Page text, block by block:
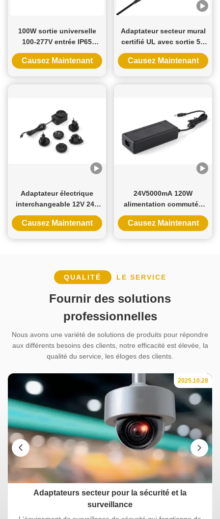
100W sortie universelle
100-277V entrée IP65
nominale 5 en 1
transformateur à LED pour
Causez Maintenant
Adaptateur secteur mural
certifié UL avec sortie 5V
12V 24V et alimentation
12W 24W pour serrure de
Causez Maintenant
Adaptateur électrique
interchangeable 12V 24V
avec plusieurs prises AC
et garantie de 3 ans
Causez Maintenant
24V5000mA 120W
alimentation commutée
avec entrée AC100-240V et
garantie de 3 ans pour
Causez Maintenant
QUALITÉ LE SERVICE
Fournir des solutions
professionnelles
Nous avons une variété de solutions de produits pour répondre
aux différents besoins des clients, notre efficacité est élevée, la
qualité du service, les éloges des clients.
2025.10.28
Adaptateurs secteur pour la sécurité et la
surveillance